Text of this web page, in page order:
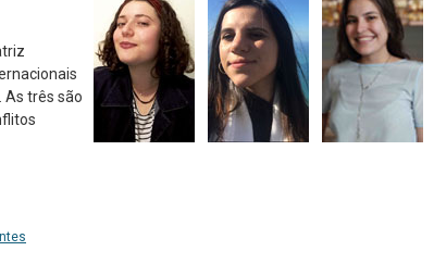
As três são